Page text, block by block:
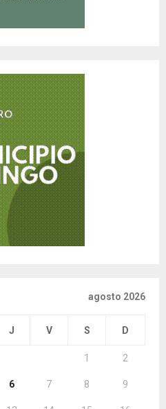
agosto 2026
J V S D
1 2
6 7 8 9